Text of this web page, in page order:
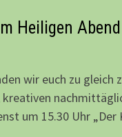
Heiligen Abend
wir euch zu gleich
um 15.30 Uhr